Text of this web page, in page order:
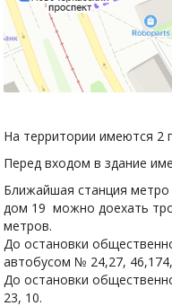
На территории имеются 2
Перед входом в здание
Ближайшая станция
дом 19 можно доехать
метров.
До остановки
автобусом № 24,27,
До остановки
23, 10.